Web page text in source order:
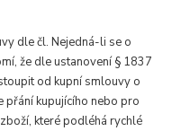
dle čl. Nejedná-li se o
že dle ustanovení § 1837
od kupní smlouvy o
kupujícího nebo pro
které podléhá rychlé